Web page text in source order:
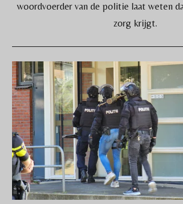
woordvoerder van de politie laat weten
zorg krijgt.